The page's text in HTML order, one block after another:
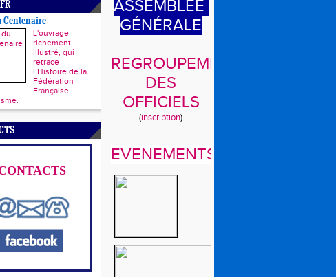
Centenaire
L'ouvrage
richement
illustré, qui
retrace
l’Histoire de la
Fédération
Française
ASSEMBLÉE
GÉNÉRALE
REGROUPEMENT
DES
OFFICIELS
(inscription)
EVENEMENTS